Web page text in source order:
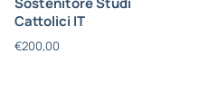
Cattolici IT
€200,00